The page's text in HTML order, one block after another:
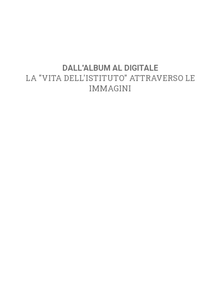
DALL'ALBUM AL DIGITALE
LA "VITA DELL'ISTITUTO" ATTRAVERSO LE
IMMAGINI